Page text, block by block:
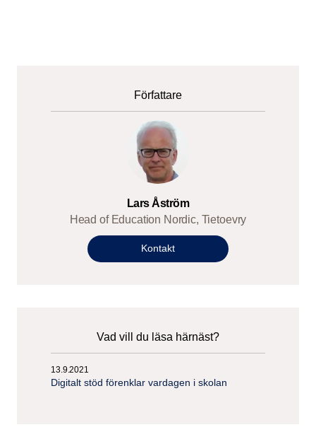
Författare
Lars Åström
Head of Education Nordic, Tietoevry
Kontakt
Vad vill du läsa härnäst?
13.9.2021
Digitalt stöd förenklar vardagen i skolan